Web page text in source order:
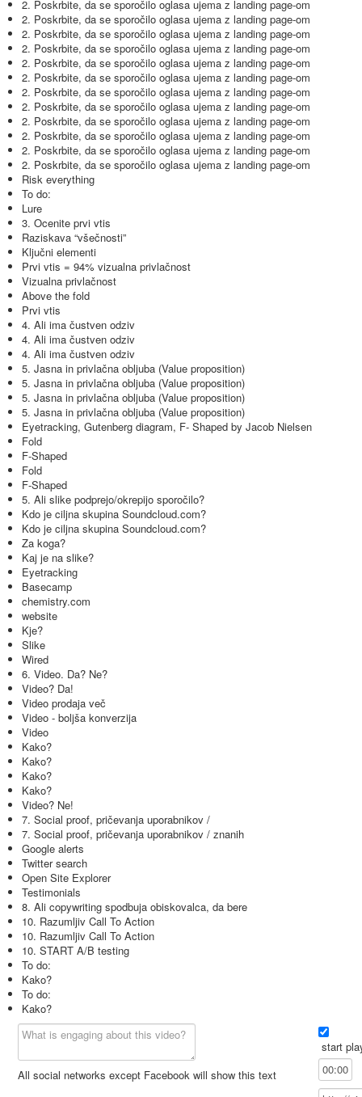
2. Poskrbite, da se sporočilo oglasa ujema z landing page-om
2. Poskrbite, da se sporočilo oglasa ujema z landing page-om
2. Poskrbite, da se sporočilo oglasa ujema z landing page-om
2. Poskrbite, da se sporočilo oglasa ujema z landing page-om
2. Poskrbite, da se sporočilo oglasa ujema z landing page-om
2. Poskrbite, da se sporočilo oglasa ujema z landing page-om
2. Poskrbite, da se sporočilo oglasa ujema z landing page-om
2. Poskrbite, da se sporočilo oglasa ujema z landing page-om
2. Poskrbite, da se sporočilo oglasa ujema z landing page-om
2. Poskrbite, da se sporočilo oglasa ujema z landing page-om
2. Poskrbite, da se sporočilo oglasa ujema z landing page-om
2. Poskrbite, da se sporočilo oglasa ujema z landing page-om
Risk everything
To do:
Lure
3. Ocenite prvi vtis
Raziskava “všečnosti”
Ključni elementi
Prvi vtis = 94% vizualna privlačnost
Vizualna privlačnost
Above the fold
Prvi vtis
4. Ali ima čustven odziv
4. Ali ima čustven odziv
4. Ali ima čustven odziv
5. Jasna in privlačna obljuba (Value proposition)
5. Jasna in privlačna obljuba (Value proposition)
5. Jasna in privlačna obljuba (Value proposition)
5. Jasna in privlačna obljuba (Value proposition)
Eyetracking, Gutenberg diagram, F- Shaped by Jacob Nielsen
Fold
F-Shaped
Fold
F-Shaped
5. Ali slike podprejo/okrepijo sporočilo?
Kdo je ciljna skupina Soundcloud.com?
Kdo je ciljna skupina Soundcloud.com?
Za koga?
Kaj je na slike?
Eyetracking
Basecamp
chemistry.com
website
Kje?
Slike
Wired
6. Video. Da? Ne?
Video? Da!
Video prodaja več
Video - boljša konverzija
Video
Kako?
Kako?
Kako?
Kako?
Video? Ne!
7. Social proof, pričevanja uporabnikov /
7. Social proof, pričevanja uporabnikov / znanih
Google alerts
Twitter search
Open Site Explorer
Testimonials
8. Ali copywriting spodbuja obiskovalca, da bere
10. Razumljiv Call To Action
10. Razumljiv Call To Action
10. START A/B testing
To do:
Kako?
To do:
Kako?
All social networks except Facebook will show this text
start